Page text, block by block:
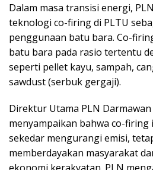
Dalam masa transisi energi,
teknologi co-firing di PLTU
penggunaan batu bara. Co-
batu bara pada rasio tertentu
seperti pellet kayu, sampah,
sawdust (serbuk gergaji).
Direktur Utama PLN
menyampaikan bahwa co-
sekedar mengurangi emisi,
memberdayakan masyarakat
ekonomi kerakyatan. PLN